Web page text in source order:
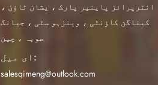
انٹرپرائز پاینیر پارک ، یشان ٹاؤن ،
کیناگن کاؤنٹی ، وینزہو سٹی ، جیانگ
صوبہ ، چین
ای میل:
salesqimeng@outlook.com